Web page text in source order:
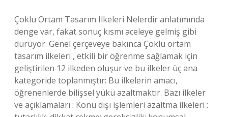
Çoklu Ortam Tasarım Ilkeleri Nelerdir anlatımında
denge var, fakat sonuç kısmı aceleye gelmiş gibi
duruyor. Genel çerçeveye bakınca Çoklu ortam
tasarım ilkeleri , etkili bir öğrenme sağlamak için
geliştirilen 12 ilkeden oluşur ve bu ilkeler üç ana
kategoride toplanmıştır: Bu ilkelerin amacı,
öğrenenlerde bilişsel yükü azaltmaktır. Bazı ilkeler
ve açıklamaları : Konu dışı işlemleri azaltma ilkeleri :